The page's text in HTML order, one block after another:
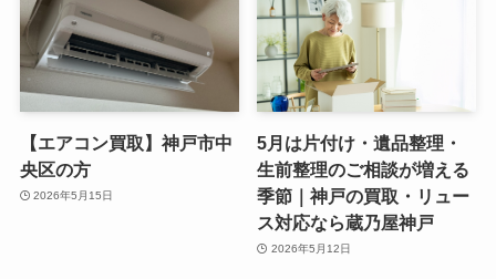
【エアコン買取】神戸市中
央区の方
2026年5月15日
5月は片付け・遺品整理・
生前整理のご相談が増える
季節｜神戸の買取・リュー
ス対応なら蔵乃屋神戸
2026年5月12日